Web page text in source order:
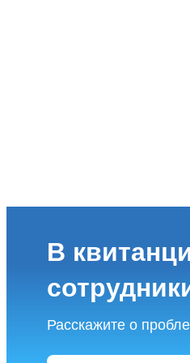
В
Расскажите о